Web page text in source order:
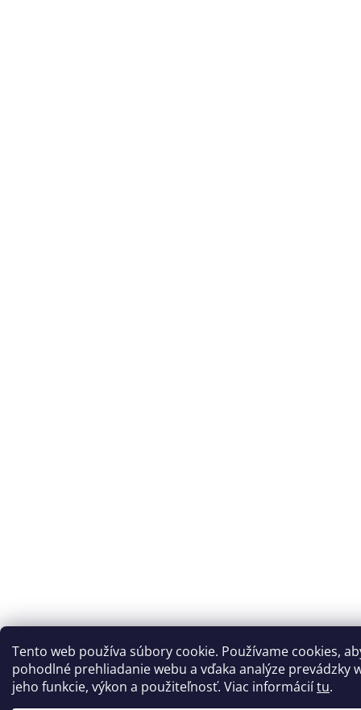
Tento web používa súbory cookie. Používame cookies,
pohodlné prehliadanie webu a vďaka analýze prevádzky
jeho funkcie, výkon a použiteľnosť. Viac informáciítu.